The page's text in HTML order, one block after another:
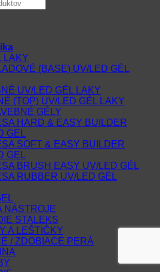
LAKY
(BASE) UV/LED GÉL
UV/LED GÉL LAKY
(TOP) UV/LED GÉL LAKY
GÉLY
HARD & EASY BUILDER
GEL
SOFT & EASY BUILDER
GEL
BRUSH EASY UV/LED GÉL
RUBBER UV/LED GÉL
NÁSTROJE
STALEKS
A LEŠTIČKY
/ ZDOBIACE PERÁ